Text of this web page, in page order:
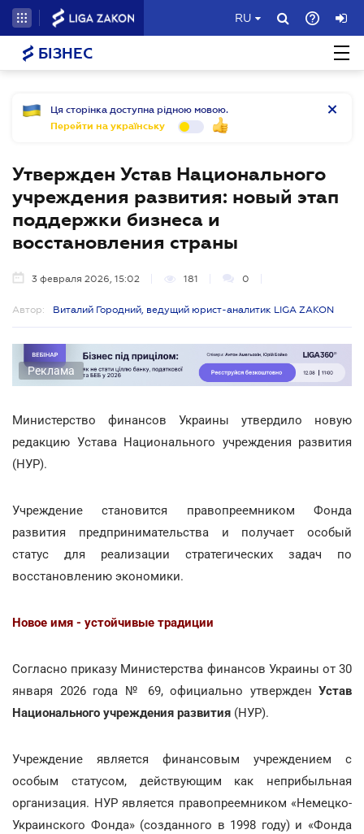
RU
БІЗНЕС
Ця сторінка доступна рідною мовою.
Перейти на українську
Утвержден Устав Национального
учреждения развития: новый этап
поддержки бизнеса и
восстановления страны
3 февраля 2026, 15:02 181 0
Автор: Виталий Городний, ведущий юрист-аналитик LIGA ZAKON
Реклама
Министерство финансов Украины утвердило новую
редакцию Устава Национального учреждения развития
(НУР).
Учреждение становится правопреемником Фонда
развития предпринимательства и получает особый
статус для реализации стратегических задач по
восстановлению экономики.
Новое имя - устойчивые традиции
Согласно приказу Министерства финансов Украины от 30
января 2026 года № 69, официально утвержден Устав
Национального учреждения развития (НУР).
Учреждение является финансовым учреждением с
особым статусом, действующим как неприбыльная
организация. НУР является правопреемником «Немецко-
Украинского Фонда» (созданного в 1998 году) и «Фонда